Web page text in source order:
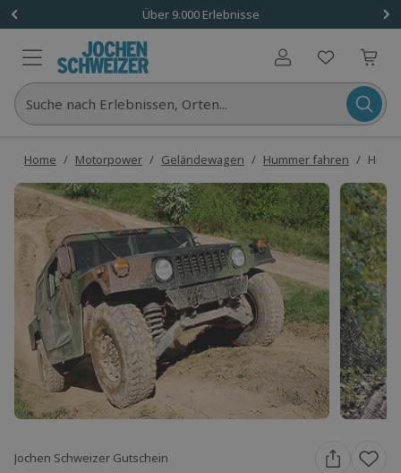
Über 9.000 Erlebnisse
Benutzerkonto
Suche nach Erlebnissen, Orten...
Home / Motorpower / Geländewagen / Hummer fahren /
Jochen Schweizer Gutschein